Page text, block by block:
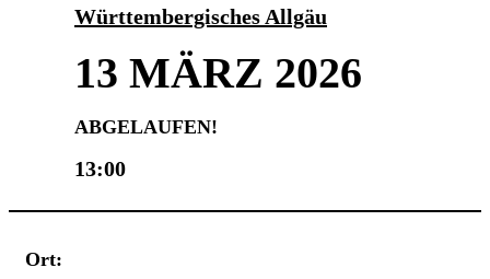
Württembergisches Allgäu
13 MÄRZ 2026
ABGELAUFEN!
13:00
Ort: